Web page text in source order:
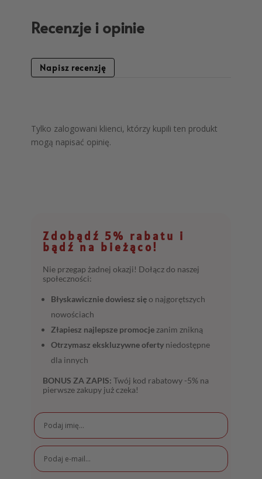
Recenzje i opinie
Napisz recenzję
Tylko zalogowani klienci, którzy kupili ten produkt
mogą napisać opinię.
Zdobądź 5% rabatu i
bądź na bieżąco!
Nie przegap żadnej okazji! Dołącz do naszej
społeczności:
Błyskawicznie dowiesz sięo najgorętszych
nowościach
Złapiesz najlepsze promocje zanim znikną
Otrzymasz ekskluzywne oferty niedostępne
dla innych
BONUS ZA ZAPIS: Twój kod rabatowy -5% na
pierwsze zakupy już czeka!